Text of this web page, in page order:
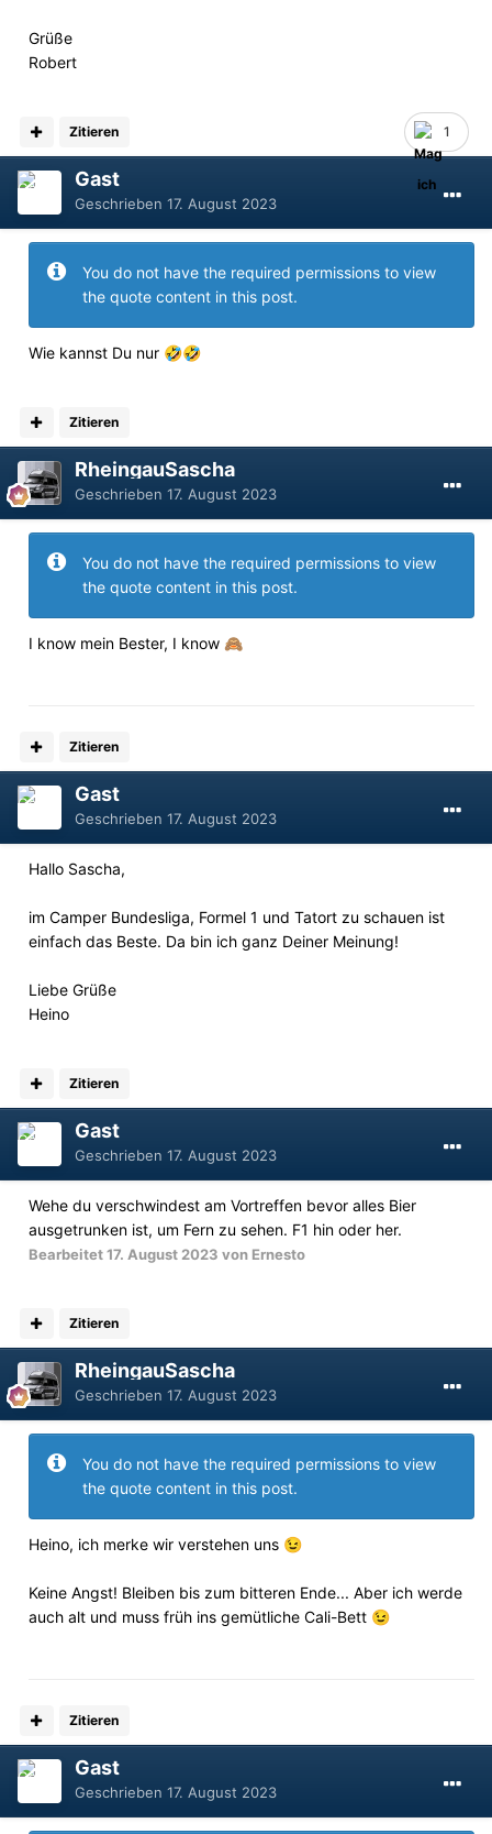
Grüße
Robert
1
Zitieren
Gast
Geschrieben 17. August 2023
You do not have the required permissions to view
the quote content in this post.
Wie kannst Du nur 🤣🤣
Zitieren
RheingauSascha
Geschrieben 17. August 2023
You do not have the required permissions to view
the quote content in this post.
I know mein Bester, I know 🙈
Zitieren
Gast
Geschrieben 17. August 2023
Hallo Sascha,
im Camper Bundesliga, Formel 1 und Tatort zu schauen ist
einfach das Beste. Da bin ich ganz Deiner Meinung!
Liebe Grüße
Heino
Zitieren
Gast
Geschrieben 17. August 2023
Wehe du verschwindest am Vortreffen bevor alles Bier
ausgetrunken ist, um Fern zu sehen. F1 hin oder her.
Bearbeitet17. August 2023 von Ernesto
Zitieren
RheingauSascha
Geschrieben 17. August 2023
You do not have the required permissions to view
the quote content in this post.
Heino, ich merke wir verstehen uns 😉
Keine Angst! Bleiben bis zum bitteren Ende... Aber ich werde
auch alt und muss früh ins gemütliche Cali-Bett 😉
Zitieren
Gast
Geschrieben 17. August 2023